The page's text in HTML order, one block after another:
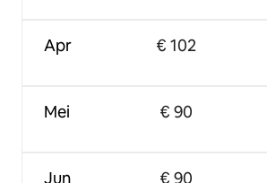
Apr
Mei
Jun
€ 102
€ 90
€ 90